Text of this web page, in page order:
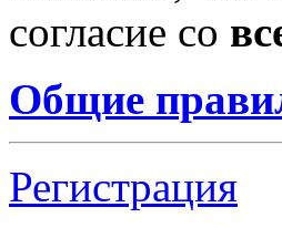
согласие со
Общие
Регистрация